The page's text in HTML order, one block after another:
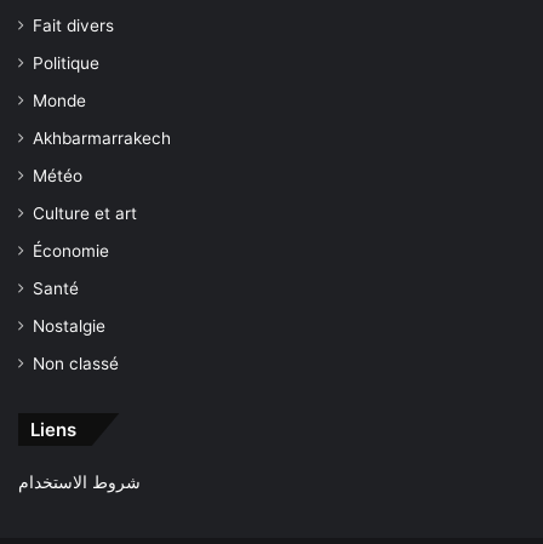
Fait divers
Politique
Monde
Akhbarmarrakech
Météo
Culture et art
Économie
Santé
Nostalgie
Non classé
Liens
شروط الاستخدام